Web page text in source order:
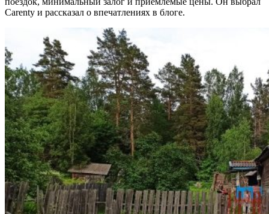
Carenty и рассказал о впечатлениях в блоге.